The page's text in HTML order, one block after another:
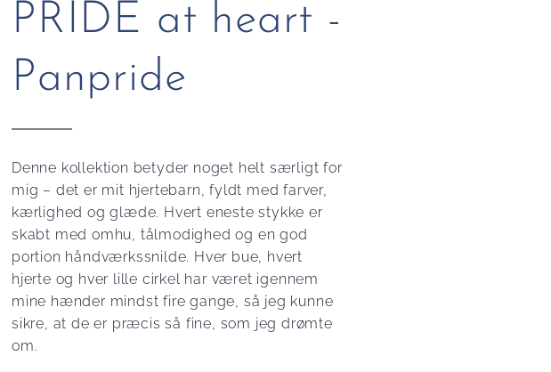
PRIDE at heart -
Panpride
Denne kollektion betyder noget helt særligt for
mig – det er mit hjertebarn, fyldt med farver,
kærlighed og glæde. Hvert eneste stykke er
skabt med omhu, tålmodighed og en god
portion håndværkssnilde. Hver bue, hvert
hjerte og hver lille cirkel har været igennem
mine hænder mindst fire gange, så jeg kunne
sikre, at de er præcis så fine, som jeg drømte
om.